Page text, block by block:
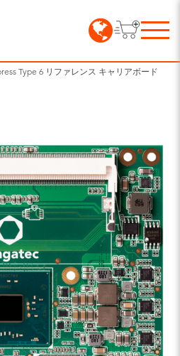
Type 6 リファレンス キャリアボード